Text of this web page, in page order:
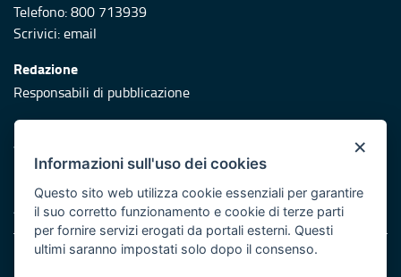
Telefono: 800 713939
Scrivici:email
Redazione
Responsabili di pubblicazione
Protezione civile
Vai al sito di Protezione Civile Puglia
Iniziativa finanziata con risorse del POR Puglia 2014/2020 -
Asse XI
Note legali
×
Informazioni sull'uso dei cookies
Questo sito web utilizza cookie essenziali per garantire
il suo corretto funzionamento e cookie di terze parti
per fornire servizi erogati da portali esterni. Questi
ultimi saranno impostati solo dopo il consenso.